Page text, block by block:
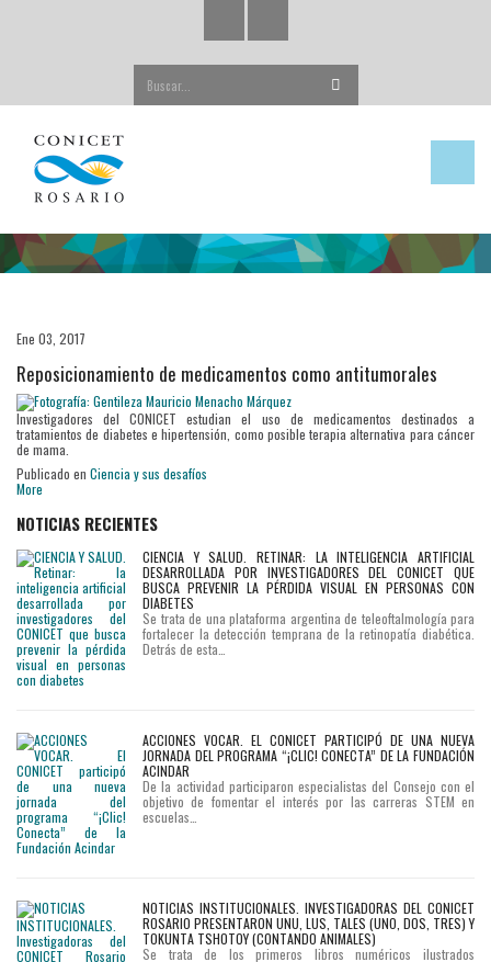
Ene 03, 2017
Reposicionamiento de medicamentos como antitumorales
Investigadores del CONICET estudian el uso de medicamentos destinados a
tratamientos de diabetes e hipertensión, como posible terapia alternativa para cáncer
de mama.
Publicado en Ciencia y sus desafíos
More
NOTICIAS RECIENTES
CIENCIA Y SALUD. RETINAR: LA INTELIGENCIA ARTIFICIAL
DESARROLLADA POR INVESTIGADORES DEL CONICET QUE
BUSCA PREVENIR LA PÉRDIDA VISUAL EN PERSONAS CON
DIABETES
Se trata de una plataforma argentina de teleoftalmología para
fortalecer la detección temprana de la retinopatía diabética.
Detrás de esta…
ACCIONES VOCAR. EL CONICET PARTICIPÓ DE UNA NUEVA
JORNADA DEL PROGRAMA “¡CLIC! CONECTA” DE LA FUNDACIÓN
ACINDAR
De la actividad participaron especialistas del Consejo con el
objetivo de fomentar el interés por las carreras STEM en
escuelas…
NOTICIAS INSTITUCIONALES. INVESTIGADORAS DEL CONICET
ROSARIO PRESENTARON UNU, LUS, TALES (UNO, DOS, TRES) Y
TOKUNTA TSHOTOY (CONTANDO ANIMALES)
Se trata de los primeros libros numéricos ilustrados